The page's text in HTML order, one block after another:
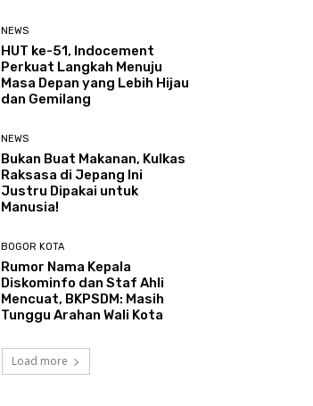
NEWS
HUT ke-51, Indocement
Perkuat Langkah Menuju
Masa Depan yang Lebih Hijau
dan Gemilang
NEWS
Bukan Buat Makanan, Kulkas
Raksasa di Jepang Ini
Justru Dipakai untuk
Manusia!
BOGOR KOTA
Rumor Nama Kepala
Diskominfo dan Staf Ahli
Mencuat, BKPSDM: Masih
Tunggu Arahan Wali Kota
Load more